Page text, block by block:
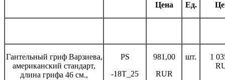
Цена Ед.
Гантельный гриф Варзиева,
американский стандарт,
длина грифа 46 см.,
PS
-18T_25
981,00
RUR
шт.
1